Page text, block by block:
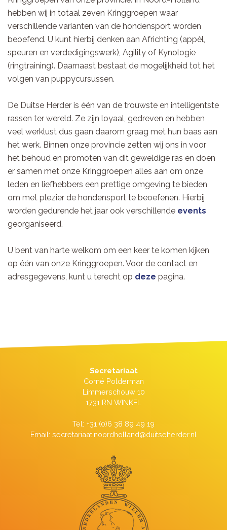
hebben wij in totaal zeven Kringgroepen waar
verschillende varianten van de hondensport worden
beoefend. U kunt hierbij denken aan Africhting (appèl,
speuren en verdedigingswerk), Agility of Kynologie
(ringtraining). Daarnaast bestaat de mogelijkheid tot het
volgen van puppycursussen.
De Duitse Herder is één van de trouwste en intelligentste
rassen ter wereld. Ze zijn loyaal, gedreven en hebben
veel werklust dus gaan daarom graag met hun baas aan
het werk. Binnen onze provincie zetten wij ons in voor
het behoud en promoten van dit geweldige ras en doen
er samen met onze Kringgroepen alles aan om onze
leden en liefhebbers een prettige omgeving te bieden
om met plezier de hondensport te beoefenen. Hierbij
worden gedurende het jaar ook verschillende events
georganiseerd.
U bent van harte welkom om een keer te komen kijken
op één van onze Kringgroepen. Voor de contact en
adresgegevens, kunt u terecht op deze pagina.
Secretariaat
Corné Polderman
Limmerschouw 10
1731 RN WINKEL
Tel: +31 (0)6 38 89 49 19
Email: secretariaat.noordholland@duitseherder.nl